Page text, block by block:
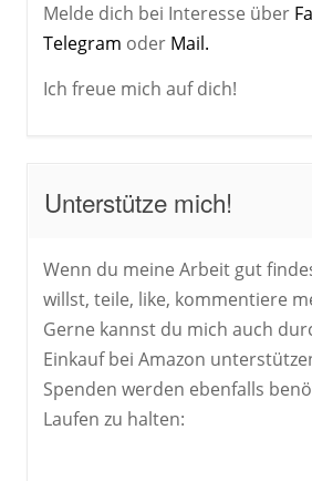
Melde dich bei Interesse über
Telegram oder Mail.
Ich freue mich auf dich!
Unterstütze mich!
Wenn du meine Arbeit gut
willst, teile, like, kommentiere
Gerne kannst du mich auch
Einkauf bei Amazon
Spenden werden ebenfalls
Laufen zu halten: